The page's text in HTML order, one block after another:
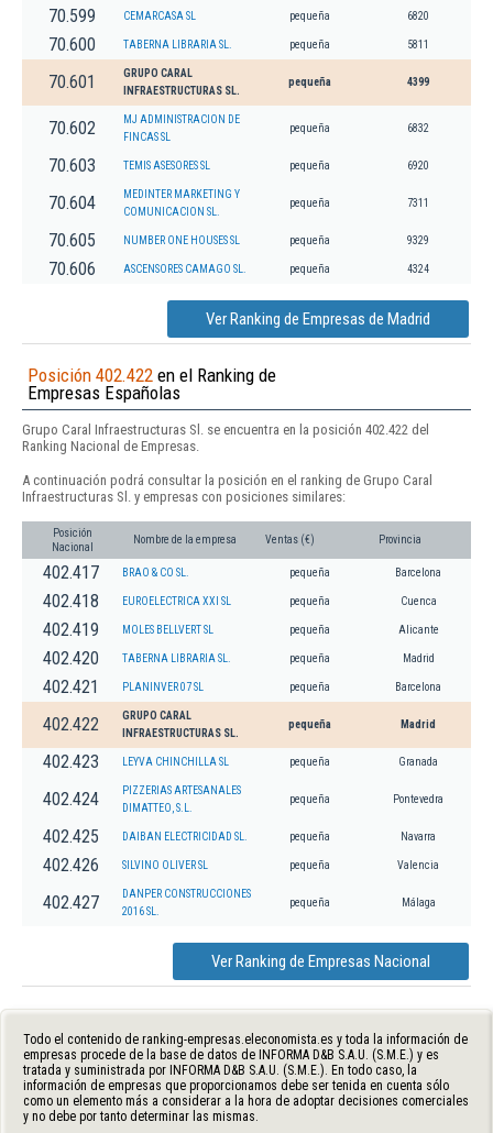
70.599 CEMARCASA SL pequeña 6820
70.600 TABERNA LIBRARIA SL. pequeña 5811
70.601
GRUPO CARAL
INFRAESTRUCTURAS SL.
pequeña 4399
70.602
MJ ADMINISTRACION DE
FINCAS SL
pequeña 6832
70.603 TEMIS ASESORES SL pequeña 6920
70.604
MEDINTER MARKETING Y
COMUNICACION SL.
pequeña 7311
70.605 NUMBER ONE HOUSES SL pequeña 9329
70.606 ASCENSORES CAMAGO SL. pequeña 4324
Ver Ranking de Empresas de Madrid
Posición 402.422 en el Ranking de
Empresas Españolas
Grupo Caral Infraestructuras Sl. se encuentra en la posición 402.422 del
Ranking Nacional de Empresas.
A continuación podrá consultar la posición en el ranking de Grupo Caral
Infraestructuras Sl. y empresas con posiciones similares:
Posición
Nacional
Nombre de la empresa Ventas (€) Provincia
402.417 BRAO & CO SL. pequeña Barcelona
402.418 EUROELECTRICA XXI SL pequeña Cuenca
402.419 MOLES BELLVERT SL pequeña Alicante
402.420 TABERNA LIBRARIA SL. pequeña Madrid
402.421 PLANINVER 07 SL pequeña Barcelona
402.422
GRUPO CARAL
INFRAESTRUCTURAS SL.
pequeña Madrid
402.423 LEYVA CHINCHILLA SL pequeña Granada
402.424
PIZZERIAS ARTESANALES
DIMATTEO, S.L.
pequeña Pontevedra
402.425 DAIBAN ELECTRICIDAD SL. pequeña Navarra
402.426 SILVINO OLIVER SL pequeña Valencia
402.427
DANPER CONSTRUCCIONES
2016 SL.
pequeña Málaga
Ver Ranking de Empresas Nacional
Todo el contenido de ranking-empresas.eleconomista.es y toda la información de
empresas procede de la base de datos de INFORMA D&B S.A.U. (S.M.E.) y es
tratada y suministrada por INFORMA D&B S.A.U. (S.M.E.). En todo caso, la
información de empresas que proporcionamos debe ser tenida en cuenta sólo
como un elemento más a considerar a la hora de adoptar decisiones comerciales
y no debe por tanto determinar las mismas.